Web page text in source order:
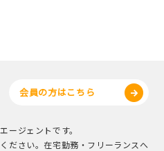
会員の方はこちら
ージェントです。
ださい。在宅勤務・フリーランスへ